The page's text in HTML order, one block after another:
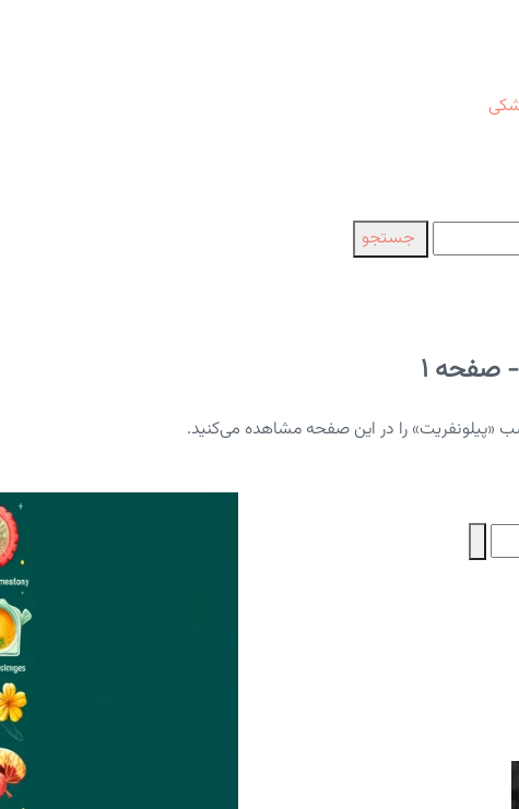
جستجو
صفحه 1
«پیلونفریت» را در این صفحه مشاهده می‌کنید.